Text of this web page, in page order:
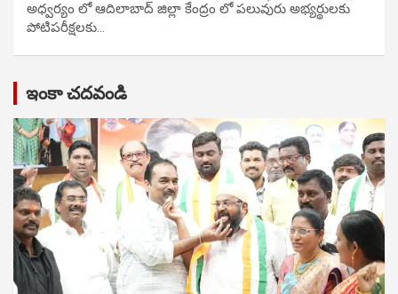
అధ్వర్యం లో ఆదిలాబాద్ జిల్లా కేంద్రం లో పలువురు అభ్యర్థులకు
పోటిప‌రీక్ష‌ల‌కు…
ఇంకా చదవండి